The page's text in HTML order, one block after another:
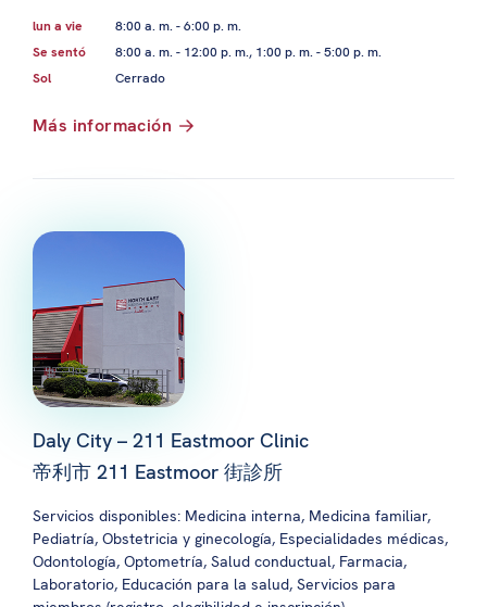
lun a vie
8:00 a. m. - 6:00 p. m.
Se sentó
8:00 a. m. - 12:00 p. m., 1:00 p. m. - 5:00 p. m.
Sol
Cerrado
Más información
Daly City – 211 Eastmoor Clinic
帝利市 211 Eastmoor 街診所
Servicios disponibles: Medicina interna, Medicina familiar,
Pediatría, Obstetricia y ginecología, Especialidades médicas,
Odontología, Optometría, Salud conductual, Farmacia,
Laboratorio, Educación para la salud, Servicios para